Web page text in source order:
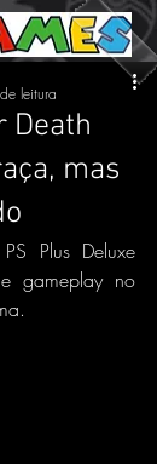
Death
mas
leitura
Plus Deluxe
gameplay no